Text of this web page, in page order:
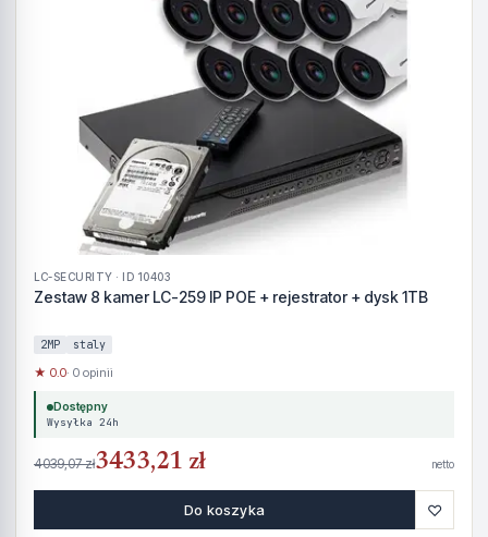
LC-SECURITY · ID 10403
Zestaw 8 kamer LC-259 IP POE + rejestrator + dysk 1TB
2MP staly
★ 0.0· 0 opinii
Dostępny
Wysyłka 24h
4039,07 zł3433,21 zł netto
Do koszyka ♡